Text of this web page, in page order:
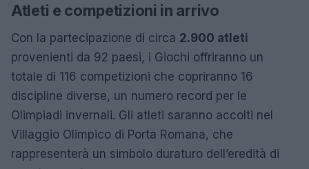
Atleti e competizioni in arrivo
Con la partecipazione di circa 2.900 atleti
provenienti da 92 paesi, i Giochi offriranno un
totale di 116 competizioni che copriranno 16
discipline diverse, un numero record per le
Olimpiadi invernali. Gli atleti saranno accolti nel
Villaggio Olimpico di Porta Romana, che
rappresenterà un simbolo duraturo dell’eredità di